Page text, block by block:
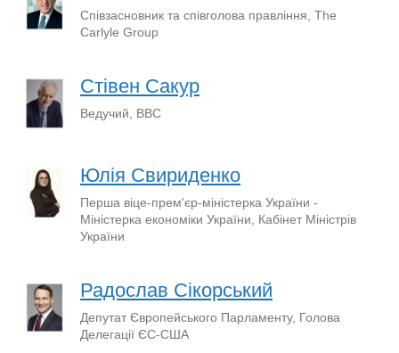
Співзасновник та співголова правління, The
Carlyle Group
Стівен Сакур
Ведучий, BBC
Юлія Свириденко
Перша віце-прем'єр-міністерка України -
Міністерка економіки України, Кабінет Міністрів
України
Радослав Сікорський
Депутат Європейського Парламенту, Голова
Делегації ЄС-США